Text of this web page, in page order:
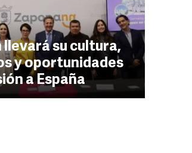
llevará su cultura,
y oportunidades
a España